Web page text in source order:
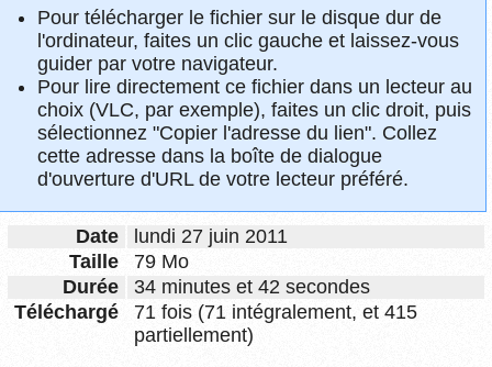
Pour télécharger le fichier sur le disque dur de
l'ordinateur, faites un clic gauche et laissez-vous
guider par votre navigateur.
Pour lire directement ce fichier dans un lecteur au
choix (VLC, par exemple), faites un clic droit, puis
sélectionnez "Copier l'adresse du lien". Collez
cette adresse dans la boîte de dialogue
d'ouverture d'URL de votre lecteur préféré.
Date
lundi 27 juin 2011
Taille
79 Mo
Durée
34 minutes et 42 secondes
Téléchargé
71 fois (71 intégralement, et 415
partiellement)